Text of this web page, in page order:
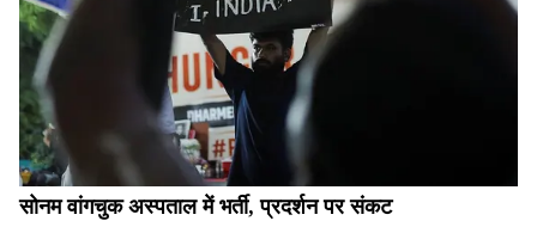
सोनम वांगचुक अस्पताल में भर्ती, प्रदर्शन पर संकट